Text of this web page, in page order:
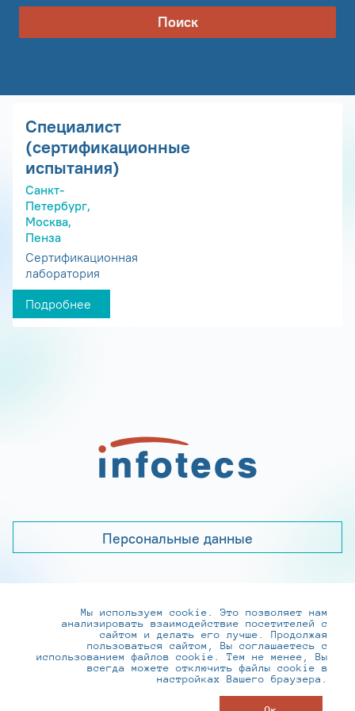
Поиск
Специалист
(сертификационные
испытания)
Санкт-
Петербург,
Москва,
Пенза
Сертификационная
лаборатория
Подробнее
Персональные данные
+7 (495) 737-6192, 8-800-250-0-260
practice@infotecs.ru,hr@infotecs.ru
127273, г. Москва, Отрадная ул., 2Б строение 1
Мы используем cookie. Это позволяет нам
анализировать взаимодействие посетителей с
сайтом и делать его лучше. Продолжая
пользоваться сайтом, Вы соглашаетесь с
использованием файлов cookie. Тем не менее, Вы
всегда можете отключить файлы cookie в
настройках Вашего браузера.